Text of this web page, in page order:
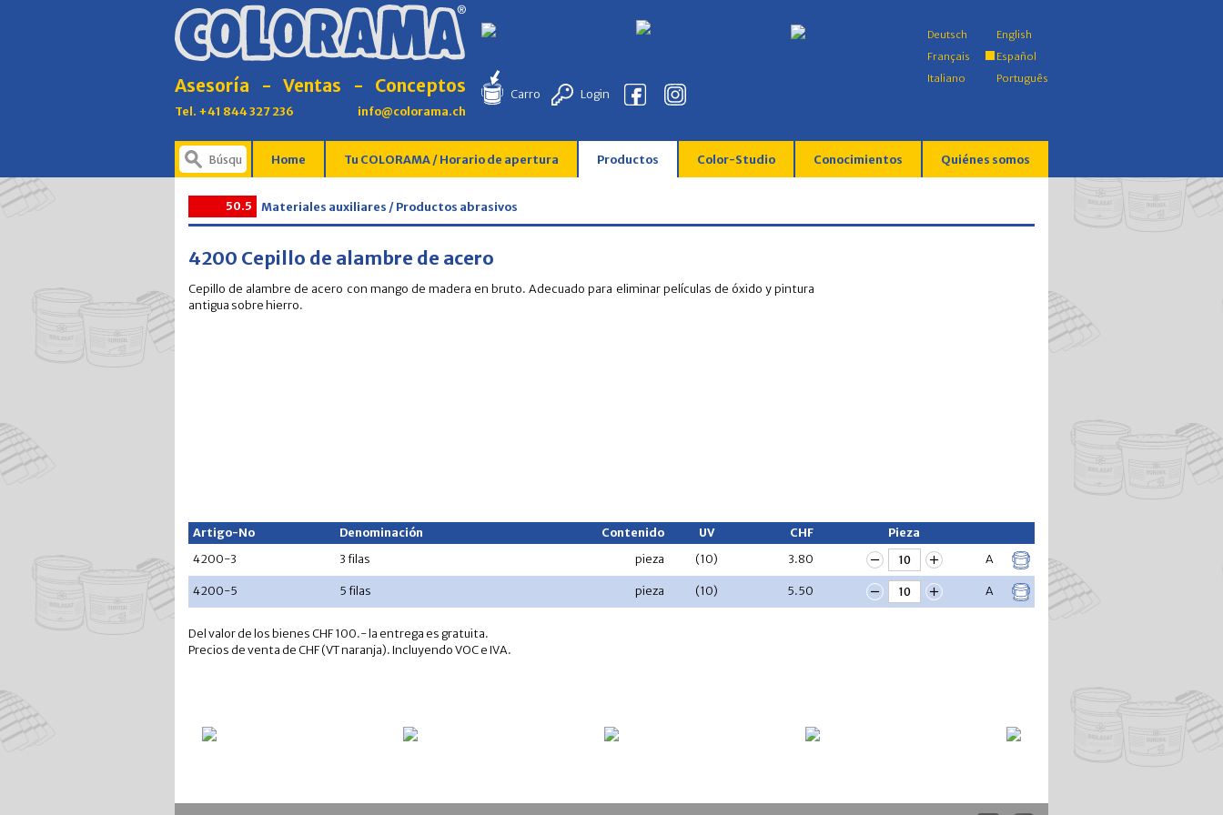
Asesoría - Ventas - Conceptos
Tel. +41 844 327 236 info@colorama.ch
Carro Login
Deutsch
Français
Italiano
English
Español
Português
Home Tu COLORAMA / Horario de apertura Productos Color-Studio Conocimientos Quiénes somos
50.5 Materiales auxiliares / Productos abrasivos
4200 Cepillo de alambre de acero
Cepillo de alambre de acero con mango de madera en bruto. Adecuado para eliminar películas de óxido y pintura
antigua sobre hierro.
Artigo-No Denominación Contenido UV CHF
Pieza
4200-3
3 filas pieza (10) 3.80 A
4200-5 5 filas pieza (10) 5.50 A
Del valor de los bienes CHF 100.- la entrega es gratuita.
Precios de venta de CHF (VT naranja). Incluyendo VOC e IVA.